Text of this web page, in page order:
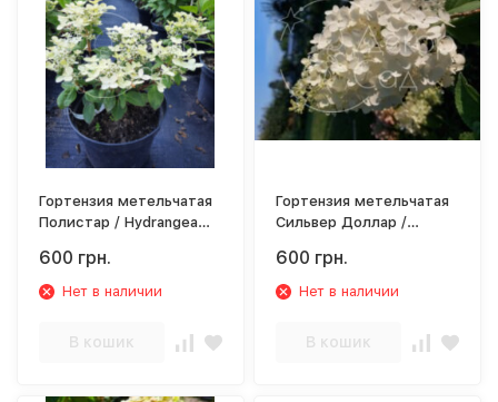
Гортензия метельчатая
Полистар / Hydrangea
600 грн.
Нет в наличии
В кошик
Гортензия метельчатая
Сильвер Доллар /
Silver Dollar
600 грн.
Нет в наличии
В кошик